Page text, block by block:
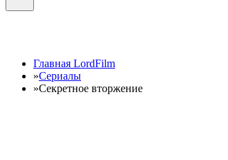
Главная LordFilm
»Сериалы
»Секретное вторжение